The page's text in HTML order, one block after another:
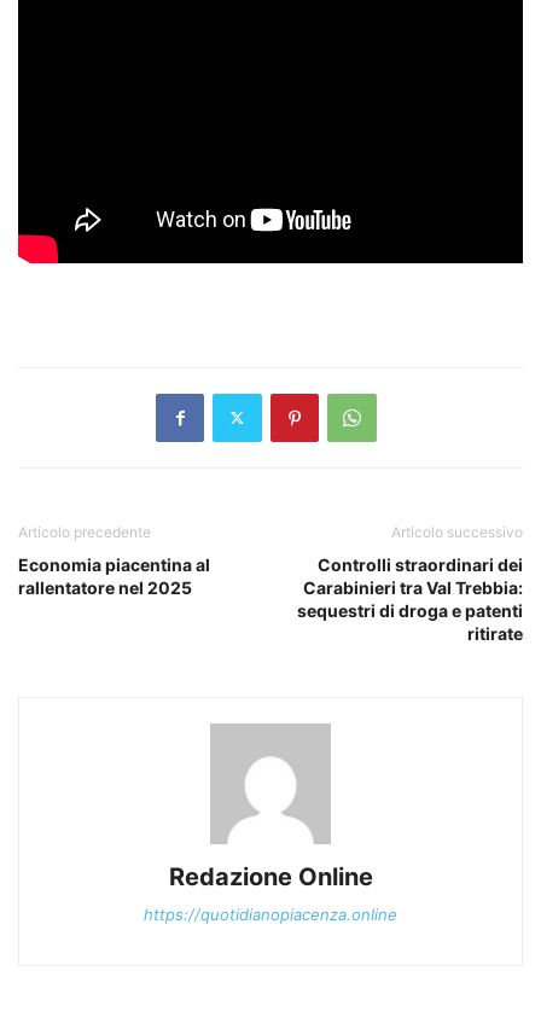
Articolo precedente
Economia piacentina al
rallentatore nel 2025
Articolo successivo
Controlli straordinari dei
Carabinieri tra Val Trebbia:
sequestri di droga e patenti
ritirate
Redazione Online
https://quotidianopiacenza.online